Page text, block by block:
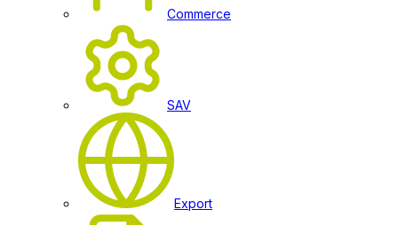
Commerce
SAV
Export